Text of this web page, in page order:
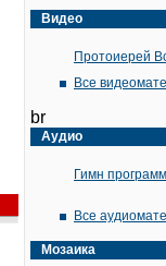
Видео
Протоиерей
Все
br
Аудио
Гимн
Все
Мозаика